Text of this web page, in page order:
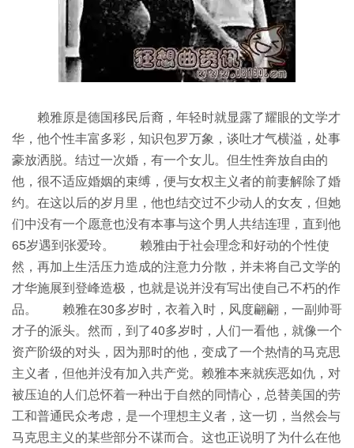
赖雅原是德国移民后裔，年轻时就显露了耀眼的文学才
华，他个性丰富多彩，知识包罗万象，谈吐才气横溢，处事
豪放洒脱。结过一次婚，有一个女儿。但生性奔放自由的
他，很不适应婚姻的束缚，便与女权主义者的前妻解除了婚
约。在这以后的岁月里，他也结交过不少动人的女友，但她
们中没有一个愿意也没有本事与这个男人共结连理，直到他
65岁遇到张爱玲。 赖雅由于社会理念和好动的个性使
然，再加上生活压力造成的注意力分散，并未将自己文学的
才华施展到登峰造极，也就是说并没有写出使自己不朽的作
品。 赖雅在30多岁时，衣着入时，风度翩翩，一副帅哥
才子的派头。然而，到了40多岁时，人们一看他，就像一个
资产阶级的对头，因为那时的他，变成了一个热情的马克思
主义者，但他并没有加入共产党。赖雅本来就疾恶如仇，对
被压迫的人们总怀着一种出于自然的同情心，总替美国的劳
工和普通民众考虑，是一个理想主义者，这一切，当然会与
马克思主义的某些部分不谋而合。这也正说明了为什么在他